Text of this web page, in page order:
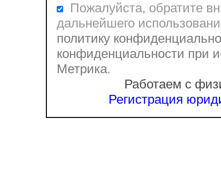
Пожалуйста, обратите
дальнейшего
политику
конфиденциальности при
Метрика.
Работаем с
Регистрация